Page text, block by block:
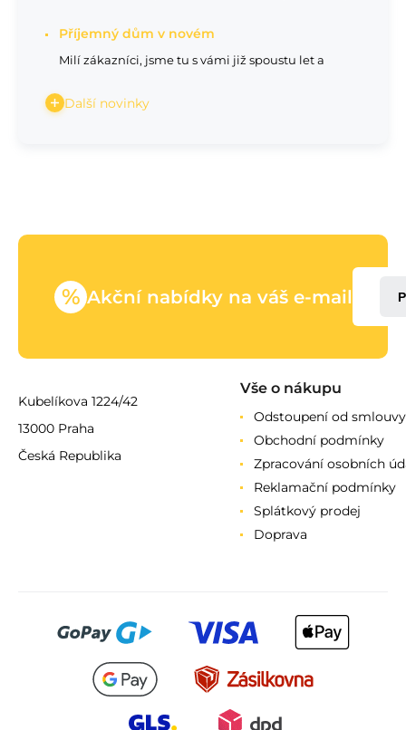
Příjemný dům v novém
Milí zákazníci, jsme tu s vámi již spoustu let a
Další novinky
% Akční nabídky na váš e-mail
Kubelíkova 1224/42
13000 Praha
Česká Republika
Vše o nákupu
Odstoupení od smlouvy
Obchodní podmínky
Zpracování osobních
Reklamační podmínky
Splátkový prodej
Doprava